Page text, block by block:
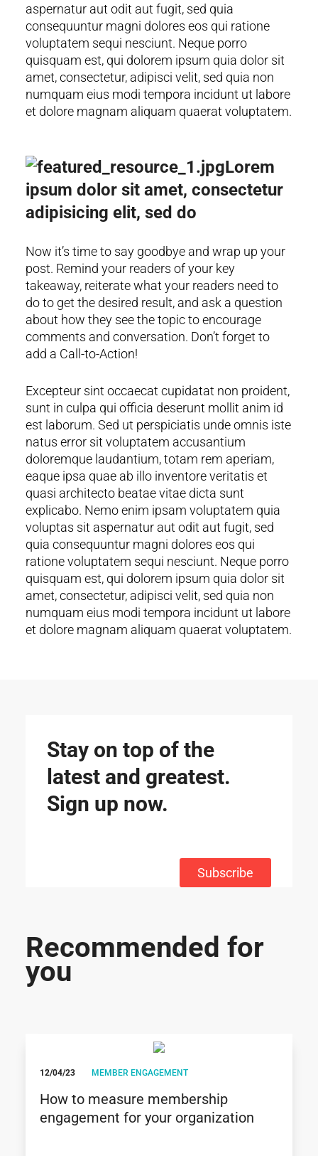
aspernatur aut odit aut fugit, sed quia
consequuntur magni dolores eos qui ratione
voluptatem sequi nesciunt. Neque porro
quisquam est, qui dolorem ipsum quia dolor sit
amet, consectetur, adipisci velit, sed quia non
numquam eius modi tempora incidunt ut labore
et dolore magnam aliquam quaerat voluptatem.
Lorem
ipsum dolor sit amet, consectetur
adipisicing elit, sed do
Now it’s time to say goodbye and wrap up your
post. Remind your readers of your key
takeaway, reiterate what your readers need to
do to get the desired result, and ask a question
about how they see the topic to encourage
comments and conversation. Don’t forget to
add a Call-to-Action!
Excepteur sint occaecat cupidatat non proident,
sunt in culpa qui officia deserunt mollit anim id
est laborum. Sed ut perspiciatis unde omnis iste
natus error sit voluptatem accusantium
doloremque laudantium, totam rem aperiam,
eaque ipsa quae ab illo inventore veritatis et
quasi architecto beatae vitae dicta sunt
explicabo. Nemo enim ipsam voluptatem quia
voluptas sit aspernatur aut odit aut fugit, sed
quia consequuntur magni dolores eos qui
ratione voluptatem sequi nesciunt. Neque porro
quisquam est, qui dolorem ipsum quia dolor sit
amet, consectetur, adipisci velit, sed quia non
numquam eius modi tempora incidunt ut labore
et dolore magnam aliquam quaerat voluptatem.
Stay on top of the
latest and greatest.
Sign up now.
Subscribe
Recommended for
you
12/04/23 MEMBER ENGAGEMENT
How to measure membership
engagement for your organization